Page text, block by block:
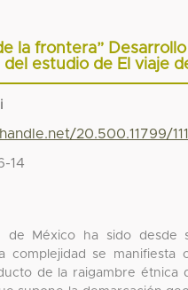
la frontera”
del estudio de El viaje
20.500.11799/
14
de México ha sido desde
complejidad se
de la raigambre étnica